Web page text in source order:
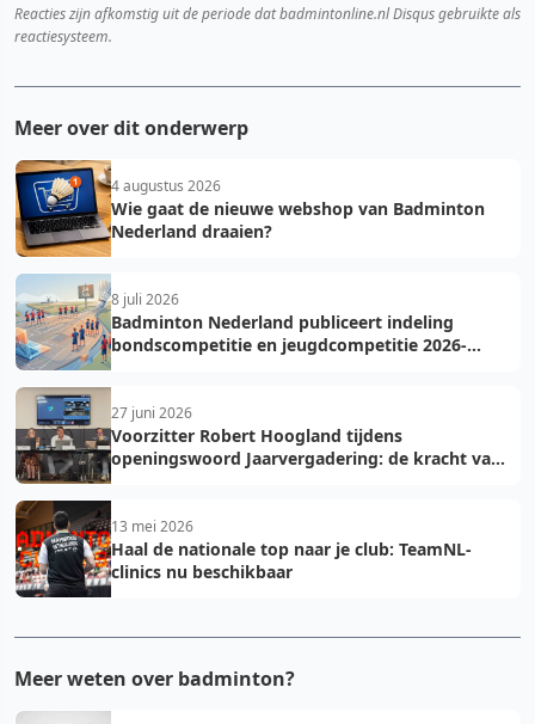
Reacties zijn afkomstig uit de periode dat badmintonline.nl Disqus gebruikte als
reactiesysteem.
Meer over dit onderwerp
4 augustus 2026
Wie gaat de nieuwe webshop van Badminton
Nederland draaien?
8 juli 2026
Badminton Nederland publiceert indeling
bondscompetitie en jeugdcompetitie 2026-
27 juni 2026
Voorzitter Robert Hoogland tijdens
openingswoord Jaarvergadering: de kracht van
13 mei 2026
Haal de nationale top naar je club: TeamNL-
clinics nu beschikbaar
Meer weten over badminton?